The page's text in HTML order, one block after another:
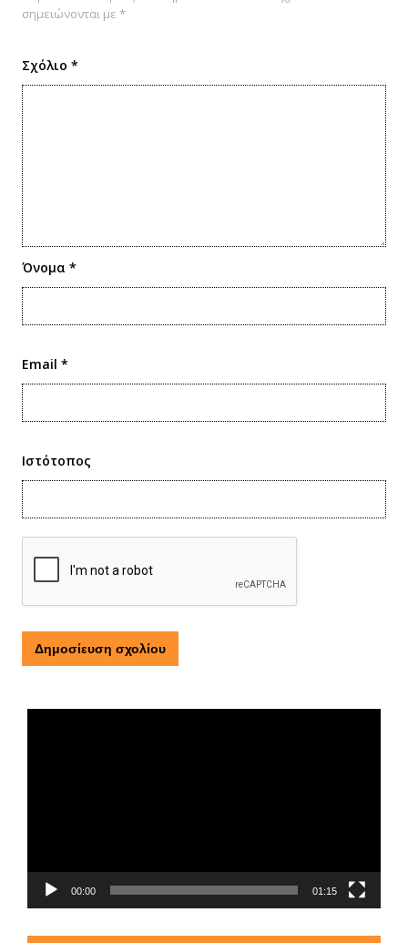
σημειώνονται με *
Σχόλιο *
Όνομα *
Email *
Ιστότοπος
00:00 01:15